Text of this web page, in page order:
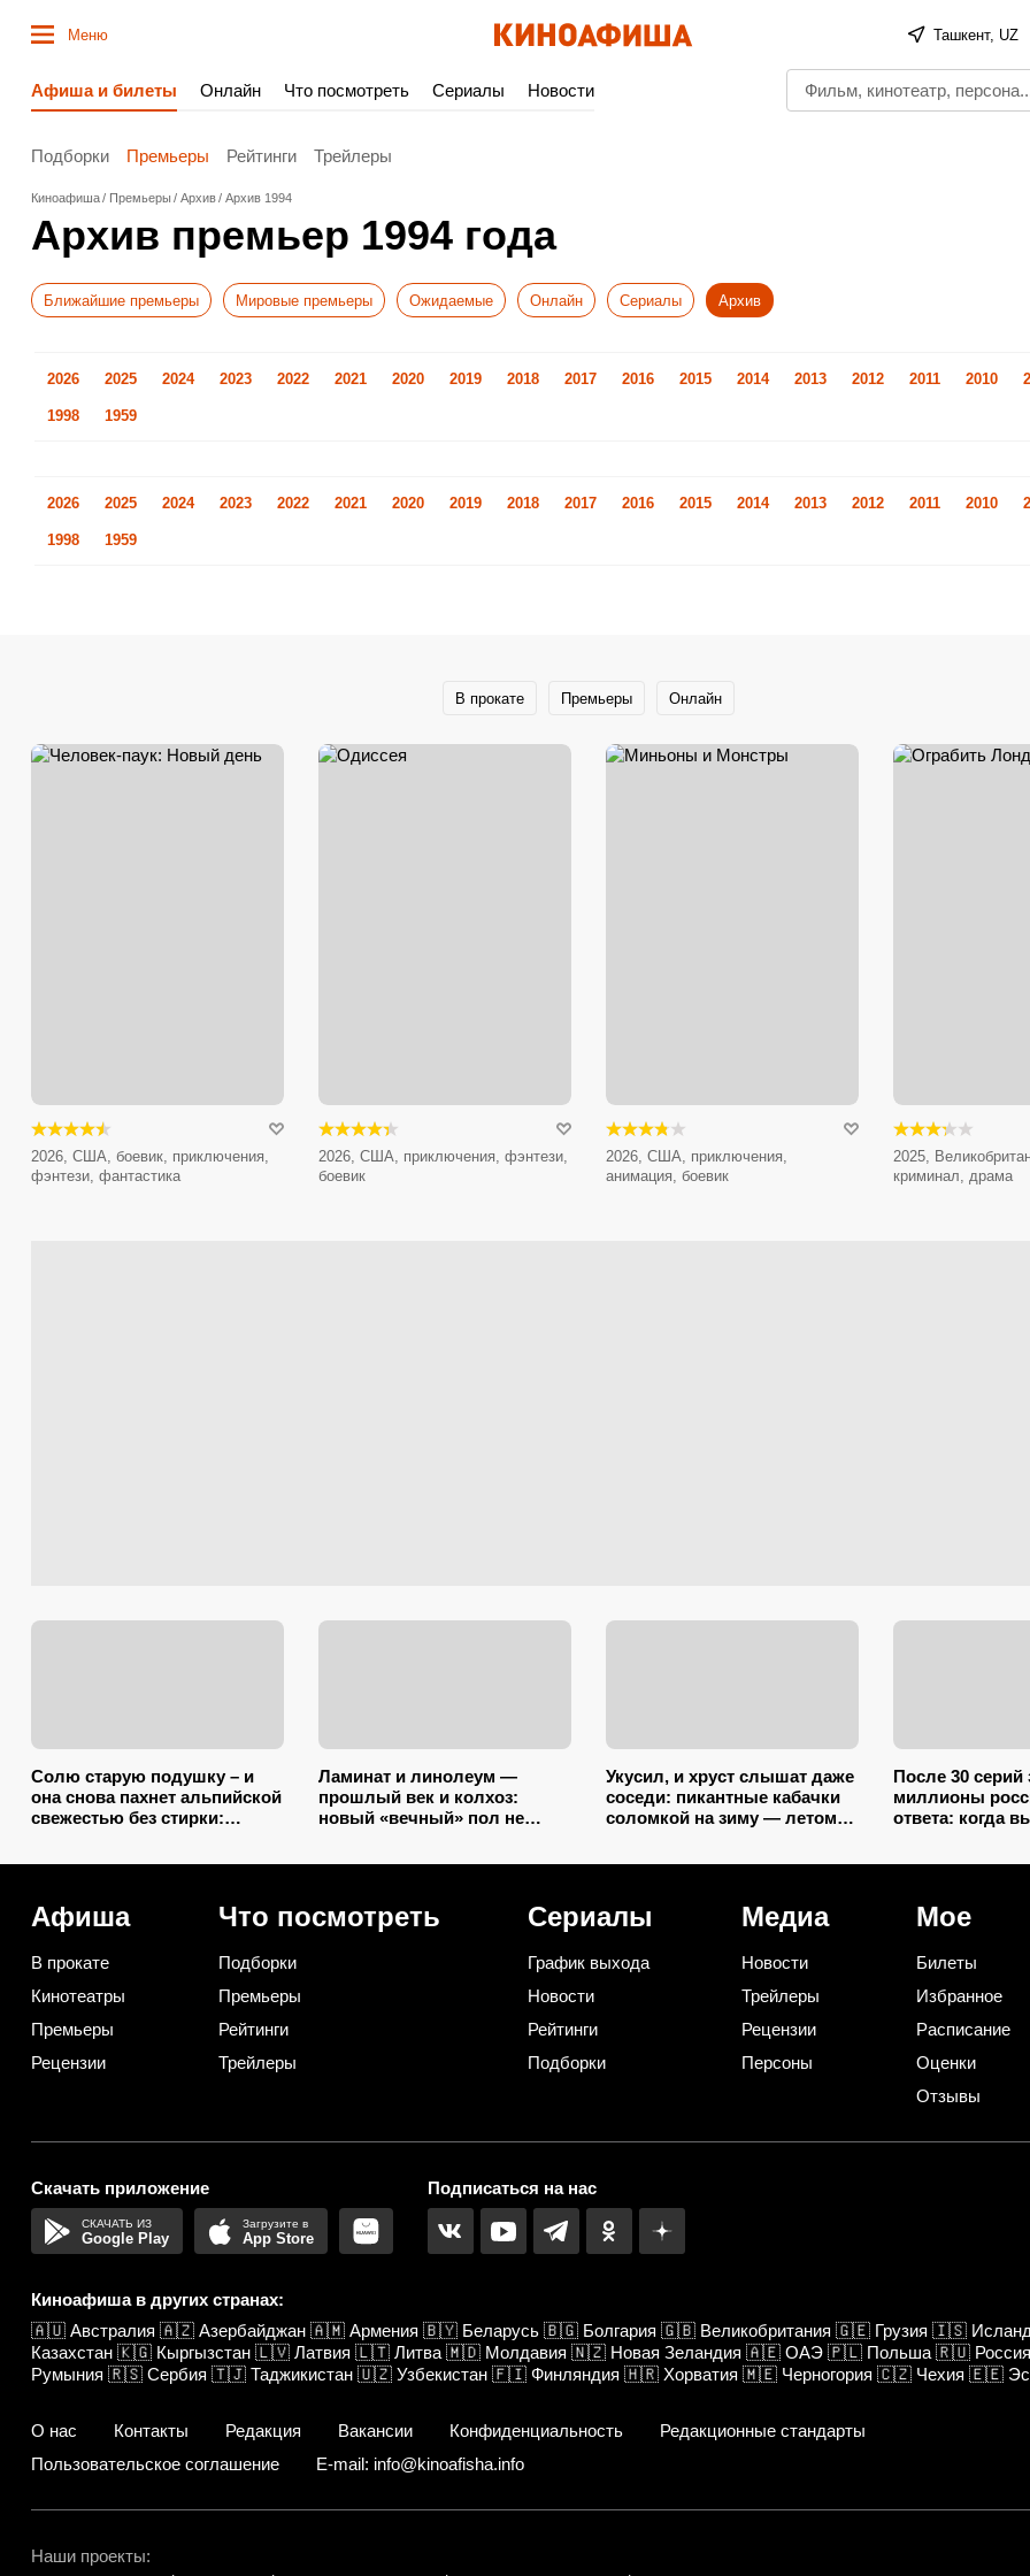
Меню Ташкент, UZ
Афиша и билеты Онлайн Что посмотреть Сериалы Новости
Подборки Премьеры Рейтинги Трейлеры
Киноафиша Премьеры Архив Архив 1994
Архив премьер 1994 года
Ближайшие премьеры Мировые премьеры Ожидаемые Онлайн Сериалы Архив
2026 2025 2024 2023 2022 2021 2020 2019 2018 2017 2016 2015 2014 2013 2012 2011 2010
1998 1959
2026 2025 2024 2023 2022 2021 2020 2019 2018 2017 2016 2015 2014 2013 2012 2011 2010
1998 1959
В прокате Премьеры Онлайн
2026, США, боевик, приключения,
фэнтези, фантастика
2026, США, приключения, фэнтези,
боевик
2026, США, приключения,
анимация, боевик
2025,
криминал, драма
Солю старую подушку – и
она снова пахнет альпийской
свежестью без стирки:
Ламинат и линолеум —
прошлый век и колхоз:
новый «вечный» пол не
Укусил, и хруст слышат даже
соседи: пикантные кабачки
соломкой на зиму — летом
После 30 серий
миллионы
ответа: когда
Афиша
В прокате
Кинотеатры
Премьеры
Рецензии
Что посмотреть
Подборки
Премьеры
Рейтинги
Трейлеры
Сериалы
График выхода
Новости
Рейтинги
Подборки
Медиа
Новости
Трейлеры
Рецензии
Персоны
Мое
Билеты
Избранное
Расписание
Оценки
Отзывы
Скачать приложение
Google Play App Store
Подписаться на нас
Киноафиша в других странах:
🇦🇺 Австралия 🇦🇿 Азербайджан 🇦🇲 Армения 🇧🇾 Беларусь 🇧🇬 Болгария 🇬🇧 Великобритания 🇬🇪 Грузия 🇮🇸
Казахстан 🇰🇬 Кыргызстан 🇱🇻 Латвия 🇱🇹 Литва 🇲🇩 Молдавия 🇳🇿 Новая Зеландия 🇦🇪 ОАЭ 🇵🇱 Польша 🇷🇺 Россия
Румыния 🇷🇸 Сербия 🇹🇯 Таджикистан 🇺🇿 Узбекистан 🇫🇮 Финляндия 🇭🇷 Хорватия 🇲🇪 Черногория 🇨🇿 Чехия 🇪🇪
О нас Контакты Редакция Вакансии Конфиденциальность
Редакционные стандарты
Пользовательское соглашение
E-mail: info@kinoafisha.info
Наши проекты: